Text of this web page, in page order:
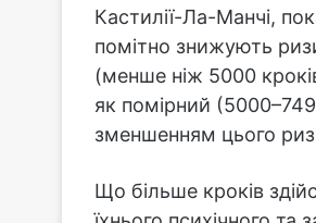
Кастилії-Ла-Манчі,
помітно знижують
(менше ніж 5000
як помірний
зменшенням цього
Що більше кроків